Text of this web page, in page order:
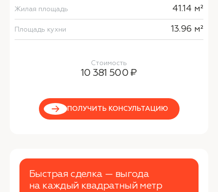
Жилая площадь 41.14 м²
Площадь кухни 13.96 м²
Стоимость
10 381 500 ₽
ПОЛУЧИТЬ КОНСУЛЬТАЦИЮ
Быстрая сделка — выгода
на каждый квадратный метр